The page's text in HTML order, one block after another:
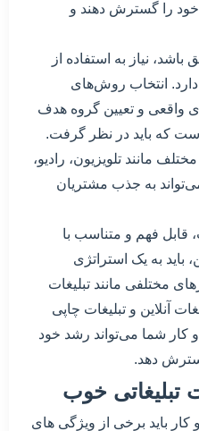
خود را گسترش دهند و
نیاز به استفاده از
دارد. انتخاب روش‌های
واقعی و تعیین گروه هدف
که باید در نظر گرفت.
مانند تلویزیون، رادیو،
به جذب مشتریان
قابل فهم و متناسب با
باید به یک استراتژی
مختلفی مانند تبلیغات
آنلاین و تبلیغات چاپی
کار شما می‌تواند رشد خود
دهد.
خوب
باید برخی از ویژگی های